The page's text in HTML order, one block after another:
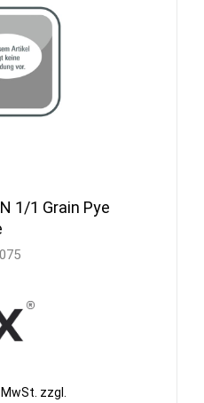
1/1 Grain Pye
zzgl.